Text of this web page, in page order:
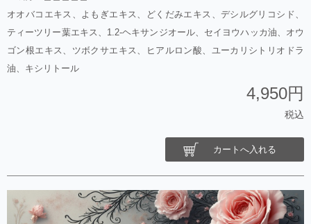
オオバコエキス、よもぎエキス、どくだみエキス、デシルグリコシド、
ティーツリー葉エキス、1.2-ヘキサンジオール、セイヨウハッカ油、オウ
ゴン根エキス、ツボクサエキス、ヒアルロン酸、ユーカリシトリオドラ
油、キシリトール
4,950円
税込
カートへ入れる